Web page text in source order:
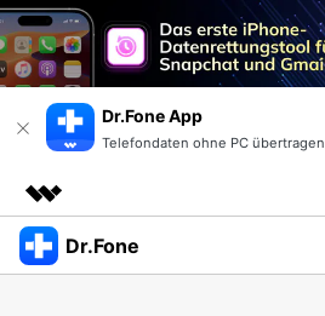
Dr.Fone App
Telefondaten ohne PC übertragen
Top-Produkte
Dr.Fone